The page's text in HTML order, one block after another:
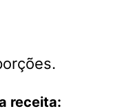
receita: